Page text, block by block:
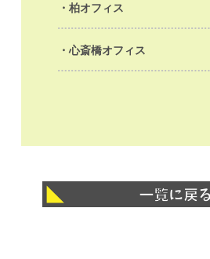
柏オフィス
心斎橋オフィス